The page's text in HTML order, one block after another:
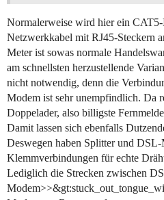
Normalerweise wird hier ein
Netzwerkkabel mit RJ45-Steckern
Meter ist sowas normale
am schnellsten herzustellende
nicht notwendig, denn die
Modem ist sehr unempfindlich. Da
Doppelader, also billigste
Damit lassen sich ebenfalls
Deswegen haben Splitter und
Klemmverbindungen für echte
Lediglich die Strecken zwischen